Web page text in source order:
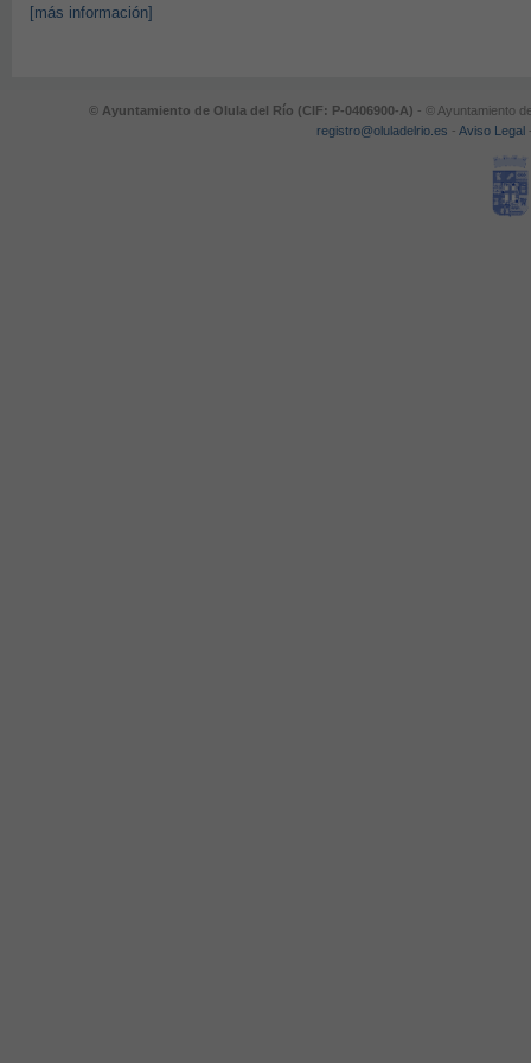
[más información]
© Ayuntamiento de Olula del Río (CIF: P-0406900-A) - © Ayuntamiento
registro@oluladelrio.es - Aviso Legal